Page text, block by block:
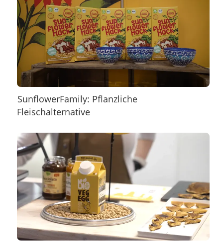
SunflowerFamily: Pflanzliche
Fleischalternative